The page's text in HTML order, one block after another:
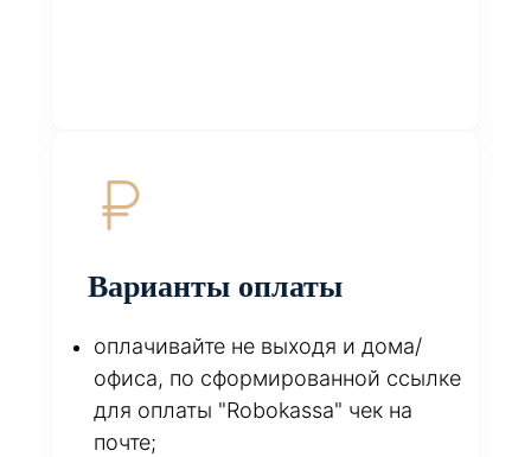
Варианты оплаты
оплачивайте не выходя и дома/
офиса, по сформированной ссылке
для оплаты "Robokassa" чек на
почте;